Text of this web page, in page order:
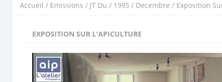
Accueil / Emissions / JT Du / 1995 / Decembre / Exposition
EXPOSITION SUR L'APICULTURE